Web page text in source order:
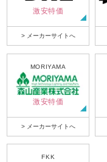
激安特価
> メーカーサイトへ
MORIYAMA
激安特価
> メーカーサイトへ
FKK